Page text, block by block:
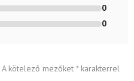
0
0
A kötelező mezőket *karakterrel